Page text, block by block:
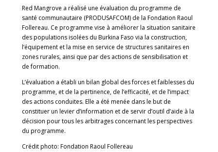
Red Mangrove a réalisé une évaluation du programme de
santé communautaire (PRODUSAFCOM) de la Fondation Raoul
Follereau. Ce programme vise à améliorer la situation sanitaire
des populations isolées du Burkina Faso via la construction,
l’équipement et la mise en service de structures sanitaires en
zones rurales, ainsi que par des actions de sensibilisation et
de formation.
L’évaluation a établi un bilan global des forces et faiblesses du
programme, et de la pertinence, de l’efficacité, et de l’impact
des actions conduites. Elle a été menée dans le but de
constituer un levier d’information et de servir d’outil d’aide à la
décision pour tous les arbitrages concernant les perspectives
du programme.
Crédit photo: Fondation Raoul Follereau